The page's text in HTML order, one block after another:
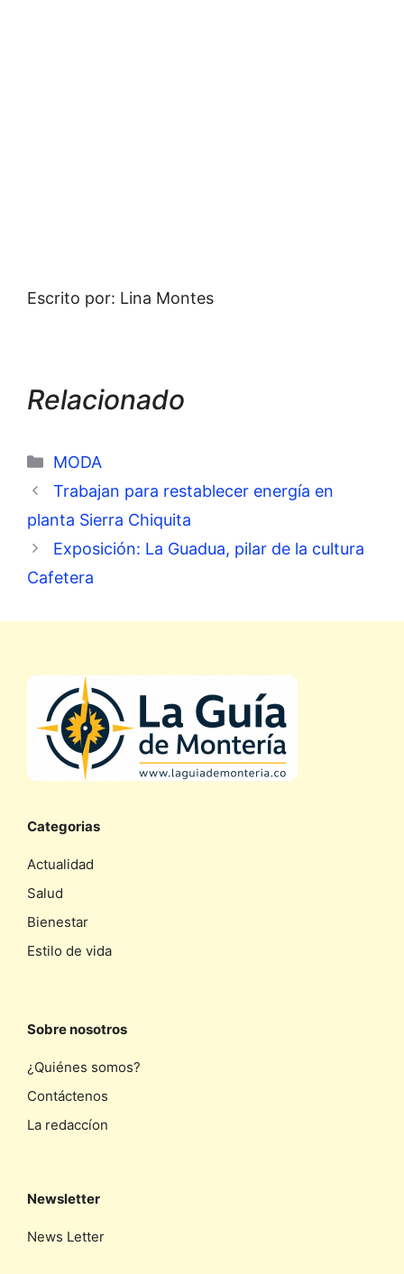
Escrito por: Lina Montes
Relacionado
Categorías
MODA
Trabajan para restablecer energía en
planta Sierra Chiquita
Exposición: La Guadua, pilar de la cultura
Cafetera
Categorias
Actualidad
Salud
Bienestar
Estilo de vida
Sobre nosotros
¿Quiénes somos?
Contáctenos
La redaccíon
Newsletter
News Letter